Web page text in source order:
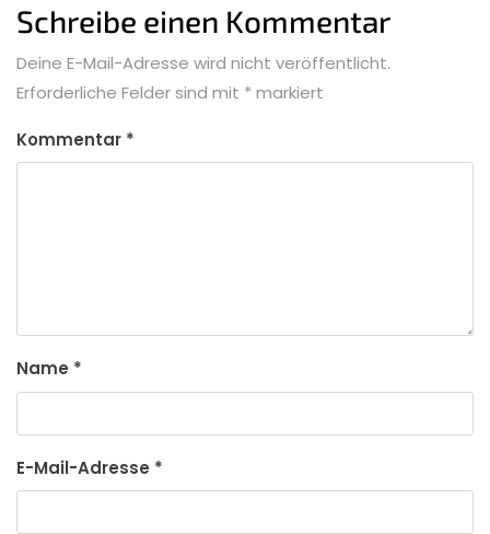
Schreibe einen Kommentar
Deine E-Mail-Adresse wird nicht veröffentlicht.
Erforderliche Felder sind mit * markiert
Kommentar *
Name *
E-Mail-Adresse *